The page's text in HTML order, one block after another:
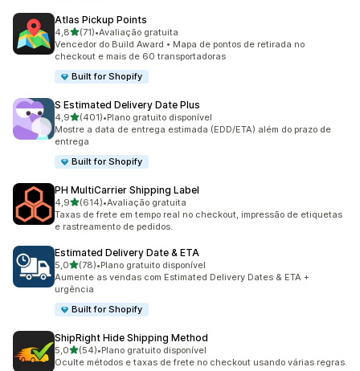
Atlas Pickup Points
4,8de 5 estrelas
(71)
71 avaliações ao todo
•Avaliação gratuita
Vencedor do Build Award • Mapa de pontos de retirada no
checkout e mais de 60 transportadoras
Built for Shopify
S Estimated Delivery Date Plus
4,9de 5 estrelas
(401)
401 avaliações ao todo
•Plano gratuito disponível
Mostre a data de entrega estimada (EDD/ETA) além do prazo de
entrega
Built for Shopify
PH MultiCarrier Shipping Label
4,9de 5 estrelas
(614)
614 avaliações ao todo
•Avaliação gratuita
Taxas de frete em tempo real no checkout, impressão de etiquetas
e rastreamento de pedidos.
Estimated Delivery Date & ETA
5,0de 5 estrelas
(78)
78 avaliações ao todo
•Plano gratuito disponível
Aumente as vendas com Estimated Delivery Dates & ETA +
urgência
Built for Shopify
ShipRight Hide Shipping Method
5,0de 5 estrelas
(54)
54 avaliações ao todo
•Plano gratuito disponível
Oculte métodos e taxas de frete no checkout usando várias regras.